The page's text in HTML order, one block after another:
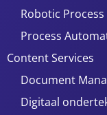
Robotic
Process
Content Services
Document
Digitaal